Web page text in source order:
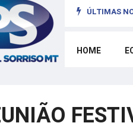
ÚLTIMAS
para não passar
HOME